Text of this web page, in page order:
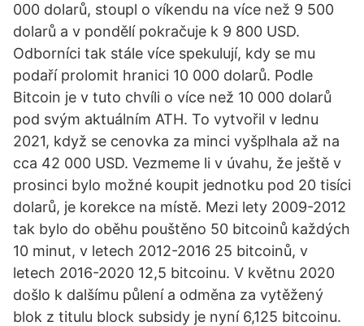
000 dolarů, stoupl o víkendu na více než 9 500
dolarů a v pondělí pokračuje k 9 800 USD.
Odborníci tak stále více spekulují, kdy se mu
podaří prolomit hranici 10 000 dolarů. Podle
Bitcoin je v tuto chvíli o více než 10 000 dolarů
pod svým aktuálním ATH. To vytvořil v lednu
2021, když se cenovka za minci vyšplhala až na
cca 42 000 USD. Vezmeme li v úvahu, že ještě v
prosinci bylo možné koupit jednotku pod 20 tisíci
dolarů, je korekce na místě. Mezi lety 2009-2012
tak bylo do oběhu pouštěno 50 bitcoinů každých
10 minut, v letech 2012-2016 25 bitcoinů, v
letech 2016-2020 12,5 bitcoinu. V květnu 2020
došlo k dalšímu půlení a odměna za vytěžený
blok z titulu block subsidy je nyní 6,125 bitcoinu.